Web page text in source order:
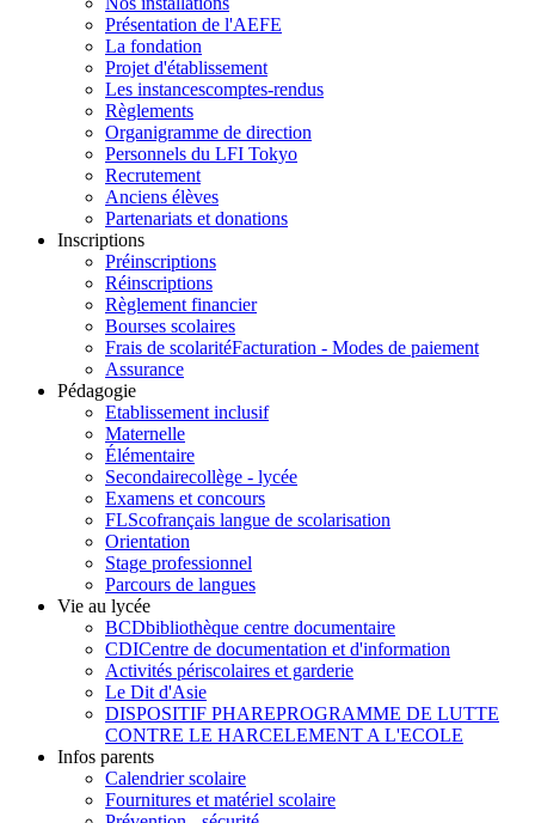
Présentation de l'AEFE
La fondation
Projet d'établissement
Les instancescomptes-rendus
Règlements
Organigramme de direction
Personnels du LFI Tokyo
Recrutement
Anciens élèves
Partenariats et donations
Inscriptions
Préinscriptions
Réinscriptions
Règlement financier
Bourses scolaires
Frais de scolaritéFacturation - Modes de paiement
Assurance
Pédagogie
Etablissement inclusif
Maternelle
Élémentaire
Secondairecollège - lycée
Examens et concours
FLScofrançais langue de scolarisation
Orientation
Stage professionnel
Parcours de langues
Vie au lycée
BCDbibliothèque centre documentaire
CDICentre de documentation et d'information
Activités périscolaires et garderie
Le Dit d'Asie
DISPOSITIF PHAREPROGRAMME DE LUTTE
CONTRE LE HARCELEMENT A L'ECOLE
Infos parents
Calendrier scolaire
Fournitures et matériel scolaire